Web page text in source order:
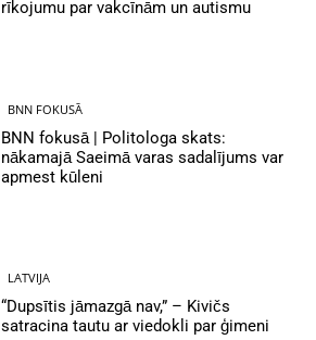
rīkojumu par vakcīnām un autismu
BNN FOKUSĀ
BNN fokusā | Politologa skats:
nākamajā Saeimā varas sadalījums var
apmest kūleni
LATVIJA
“Dupsītis jāmazgā nav,” – Kivičs
satracina tautu ar viedokli par ģimeni